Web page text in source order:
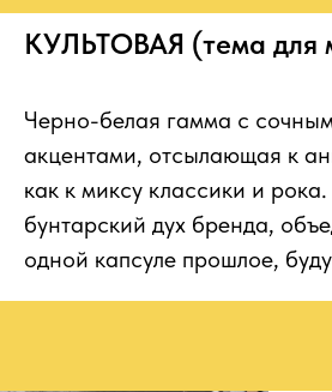
КУЛЬТОВАЯ (тема для
Черно-белая гамма с
акцентами, отсылающая к
как к миксу классики и
бунтарский дух бренда,
одной капсуле прошлое,